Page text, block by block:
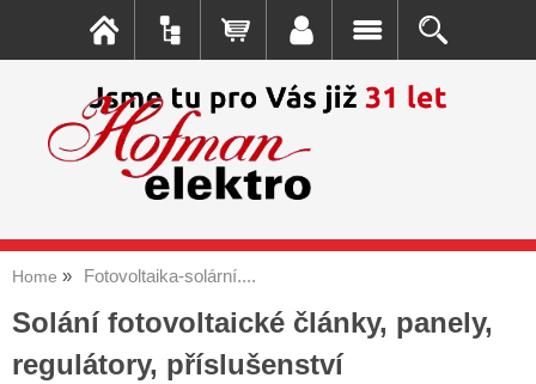
Home Fotovoltaika-solární....
Solání fotovoltaické články, panely,
regulátory, příslušenství